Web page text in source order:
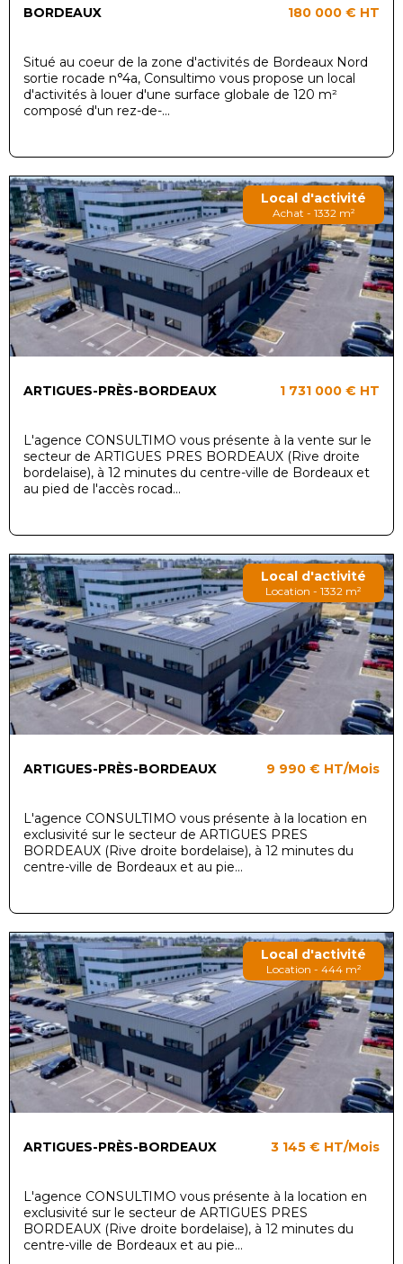
BORDEAUX 180 000 € HT
Situé au coeur de la zone d'activités de Bordeaux Nord
sortie rocade n°4a, Consultimo vous propose un local
d'activités à louer d'une surface globale de 120 m²
composé d'un rez-de-...
Local d'activité
Achat - 1332 m²
ARTIGUES-PRÈS-BORDEAUX 1 731 000 € HT
L'agence CONSULTIMO vous présente à la vente sur le
secteur de ARTIGUES PRES BORDEAUX (Rive droite
bordelaise), à 12 minutes du centre-ville de Bordeaux et
au pied de l'accès rocad...
Local d'activité
Location - 1332 m²
ARTIGUES-PRÈS-BORDEAUX 9 990 € HT/Mois
L'agence CONSULTIMO vous présente à la location en
exclusivité sur le secteur de ARTIGUES PRES
BORDEAUX (Rive droite bordelaise), à 12 minutes du
centre-ville de Bordeaux et au pie...
Local d'activité
Location - 444 m²
ARTIGUES-PRÈS-BORDEAUX 3 145 € HT/Mois
L'agence CONSULTIMO vous présente à la location en
exclusivité sur le secteur de ARTIGUES PRES
BORDEAUX (Rive droite bordelaise), à 12 minutes du
centre-ville de Bordeaux et au pie...